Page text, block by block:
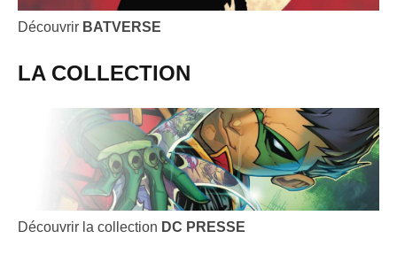
Découvrir BATVERSE
LA COLLECTION
Découvrir la collection DC PRESSE